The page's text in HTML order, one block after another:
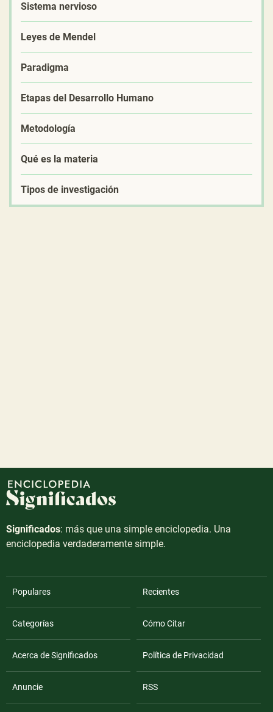
Sistema nervioso
Leyes de Mendel
Paradigma
Etapas del Desarrollo Humano
Metodología
Qué es la materia
Tipos de investigación
Significados: más que una simple enciclopedia. Una
enciclopedia verdaderamente simple.
Populares Recientes
Categorías Cómo Citar
Acerca de Significados Política de Privacidad
Anuncie RSS